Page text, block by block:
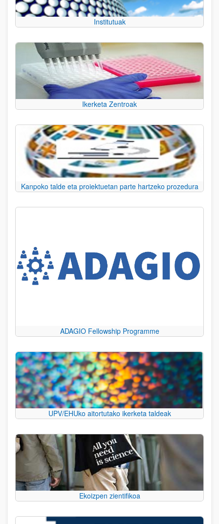
Institutuak
Ikerketa Zentroak
Kanpoko talde eta proiektuetan parte hartzeko prozedura
ADAGIO Fellowship Programme
UPV/EHUko aitortutako ikerketa taldeak
Ekoizpen zientifikoa